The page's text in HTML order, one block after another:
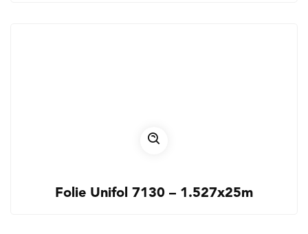
Folie Unifol 7130 – 1.527x25m